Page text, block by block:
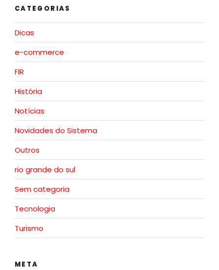
CATEGORIAS
Dicas
e-commerce
FIR
História
Notícias
Novidades do Sistema
Outros
rio grande do sul
Sem categoria
Tecnologia
Turismo
META